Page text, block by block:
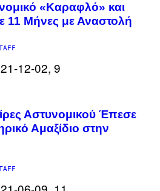
«Καραφλό» και
11 Μήνες με Αναστολή
Αστυνομικού Έπεσε
Αμαξίδιο στην